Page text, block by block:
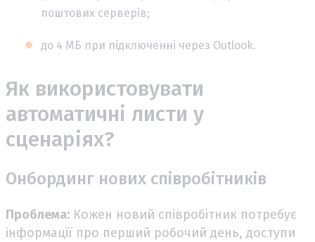
поштових серверів;
до 4 МБ при підключенні через Outlook.
Як використовувати
автоматичні листи у
сценаріях?
Онбординг нових співробітників
Проблема: Кожен новий співробітник потребує
інформації про перший робочий день, доступи